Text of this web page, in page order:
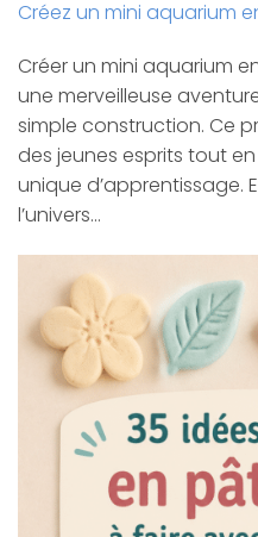
Créez un mini aquarium
Créer un mini aquarium
une merveilleuse
simple construction. Ce
des jeunes esprits tout
unique d’apprentissage.
l’univers…